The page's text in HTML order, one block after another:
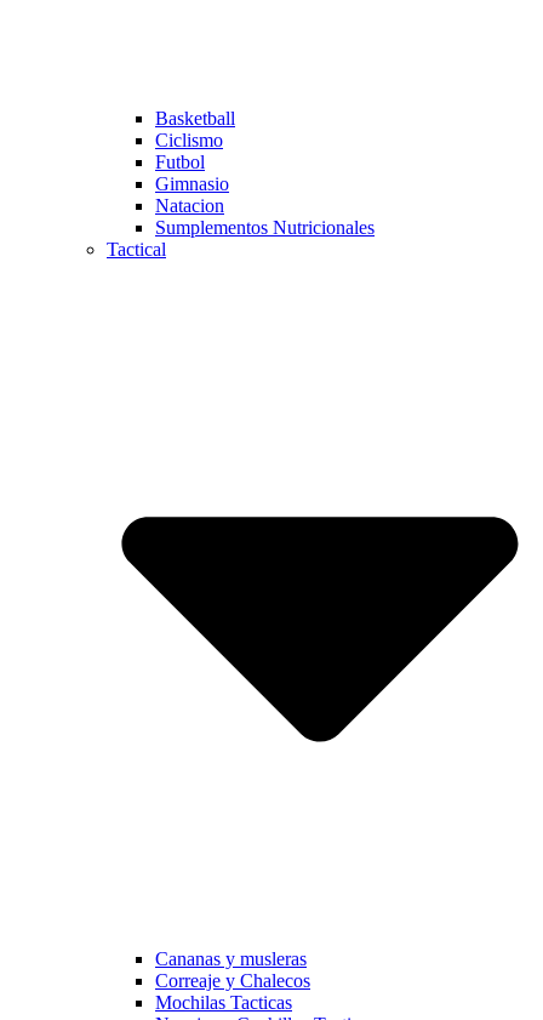
Basketball
Ciclismo
Futbol
Gimnasio
Natacion
Sumplementos Nutricionales
Tactical
Cananas y musleras
Correaje y Chalecos
Mochilas Tacticas